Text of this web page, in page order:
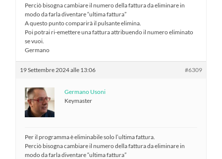
Perciò bisogna cambiare il numero della fattura da eliminare in
modo da farla diventare “ultima fattura”
A questo punto comparirà il pulsante elimina.
Poi potrai ri-emettere una fattura attribuendo il numero eliminato
se vuoi.
Germano
19 Settembre 2024 alle 13:06 #6309
Germano Usoni
Keymaster
Per il programma è eliminabile solo l’ultima fattura.
Perciò bisogna cambiare il numero della fattura da eliminare in
modo da farla diventare “ultima fattura”